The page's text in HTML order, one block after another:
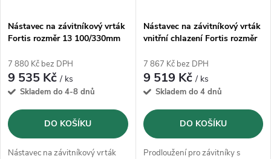
Nástavec na závitníkový vrták
Fortis rozměr 13 100/330mm
7 880 Kč bez DPH
9 535 Kč/ ks
Skladem do 4-8 dnů
DO KOŠÍKU
Nástavec na závitníkový vrták
Nástavec na závitníkový vrták
vnitřní chlazení Fortis rozměr
7 867 Kč bez DPH
9 519 Kč/ ks
Skladem do 4 dnů
DO KOŠÍKU
Prodloužení pro závitníky s